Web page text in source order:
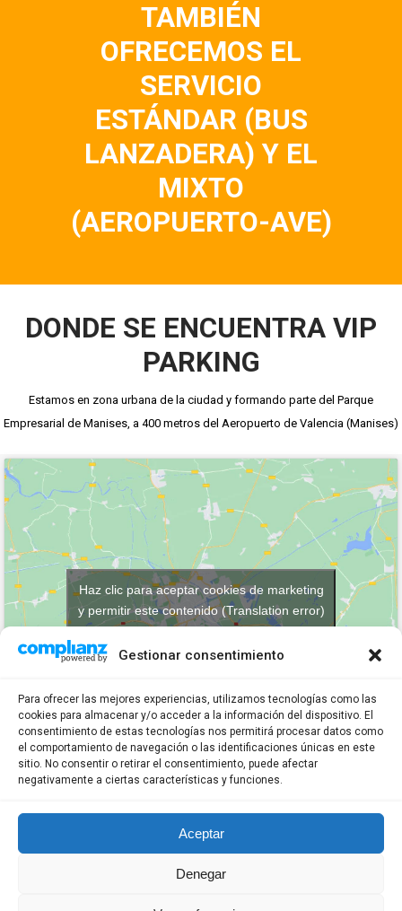
Gestionar consentimiento
Para ofrecer las mejores experiencias, utilizamos tecnologías como las
cookies para almacenar y/o acceder a la información del dispositivo. El
consentimiento de estas tecnologías nos permitirá procesar datos como
el comportamiento de navegación o las identificaciones únicas en este
sitio. No consentir o retirar el consentimiento, puede afectar
negativamente a ciertas características y funciones.
Aceptar
Denegar
TAMBIÉN
OFRECEMOS EL
SERVICIO
ESTÁNDAR (BUS
LANZADERA) Y EL
MIXTO
(AEROPUERTO-AVE)
DONDE SE ENCUENTRA VIP
PARKING
Estamos en zona urbana de la ciudad y formando parte del Parque
Empresarial de Manises, a 400 metros del Aeropuerto de Valencia (Manises)
Haz clic para aceptar cookies de marketing
y permitir este contenido (Translation error)
¿PORQUE ME GUSTA VIP PARKING?
INSTALACIONES, PROMOCIONES, NOTICIAS
Y PROFESIONALIDAD